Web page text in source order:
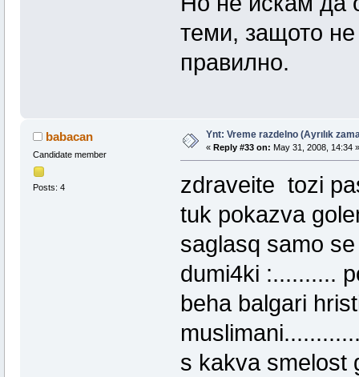
теми, защото
правилно.
babacan
Candidate member
Posts: 4
Ynt: Vreme razdelno (Ayrılık
« Reply #33 on: May 31, 2008, 14:34 »
zdraveite tozi
tuk pokazva
saglasq samo
dumi4ki :..........
beha balgari
s kakva smelost